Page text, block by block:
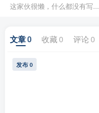
这家伙很懒，什么都没有写...
文章0 收藏 0 评论 0
发布 0